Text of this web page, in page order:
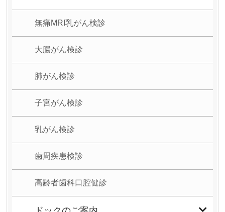
無痛MRI乳がん検診
大腸がん検診
肺がん検診
子宮がん検診
乳がん検診
歯周疾患検診
高齢者歯科口腔健診